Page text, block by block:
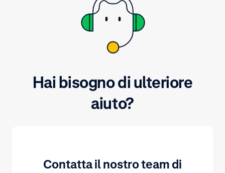
Hai bisogno di ulteriore
aiuto?
Contatta il nostro team di